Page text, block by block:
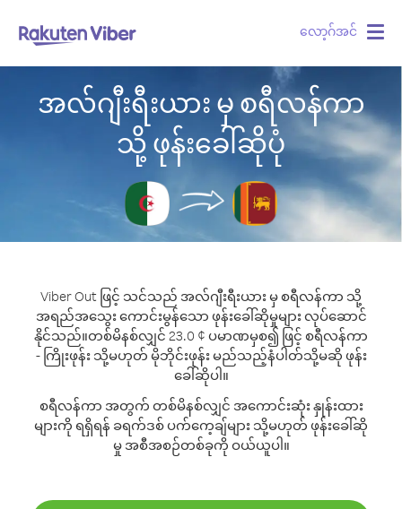
လော့ဂ်အင်
အလ်ဂျီးရီးယား မှ စရီလန်ကာ
သို့ ဖုန်းခေါ်ဆိုပုံ
Viber Out ဖြင့် သင်သည် အလ်ဂျီးရီးယား မှ စရီလန်ကာ သို့
အရည်အသွေး ကောင်းမွန်သော ဖုန်းခေါ်ဆိုမှုများ လုပ်ဆောင်
နိုင်သည်။တစ်မိနစ်လျှင် 23.0 ¢ ပမာဏမှစ၍ ဖြင့် စရီလန်ကာ
- ကြိုးဖုန်း သို့မဟုတ် မိုဘိုင်းဖုန်း မည်သည့်နံပါတ်သို့မဆို ဖုန်း
ခေါ်ဆိုပါ။
စရီလန်ကာ အတွက် တစ်မိနစ်လျှင် အကောင်းဆုံး နှုန်းထား
များကို ရရှိရန် ခရက်ဒစ် ပက်ကေ့ချ်များ သို့မဟုတ် ဖုန်းခေါ်ဆို
မှု အစီအစဉ်တစ်ခုကို ဝယ်ယူပါ။